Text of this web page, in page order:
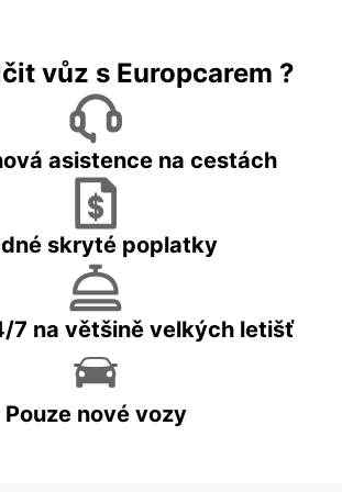
vůz s Europcarem ?
asistence na cestách
skryté poplatky
7 na většině velkých letišť
Pouze nové vozy